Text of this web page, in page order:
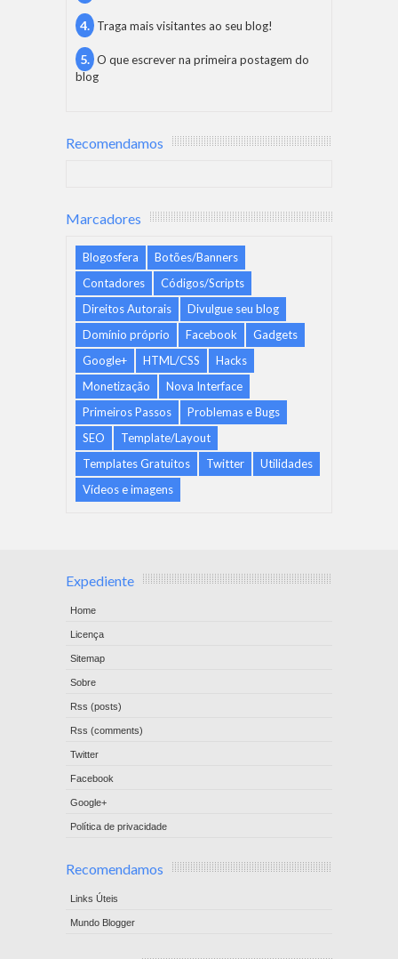
Traga mais visitantes ao seu blog!
O que escrever na primeira postagem do
blog
Recomendamos
Marcadores
Blogosfera
Botões/Banners
Contadores
Códigos/Scripts
Direitos Autorais
Divulgue seu blog
Domínio próprio
Facebook
Gadgets
Google+
HTML/CSS
Hacks
Monetização
Nova Interface
Primeiros Passos
Problemas e Bugs
SEO
Template/Layout
Templates Gratuitos
Twitter
Utilidades
Vídeos e imagens
Expediente
Home
Licença
Sitemap
Sobre
Rss (posts)
Rss (comments)
Twitter
Facebook
Google+
Política de privacidade
Recomendamos
Links Úteis
Mundo Blogger